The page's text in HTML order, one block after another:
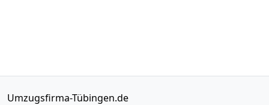
Umzugsfirma-Tübingen.de